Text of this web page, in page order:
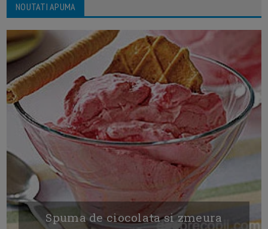
NOUTATI APUMA
Spuma de ciocolata si zmeura